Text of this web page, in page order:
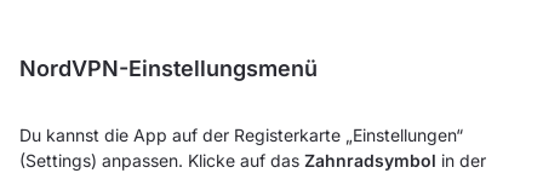
NordVPN-Einstellungsmenü
Du kannst die App auf der Registerkarte „Einstellungen“
(Settings) anpassen. Klicke auf das Zahnradsymbol in der